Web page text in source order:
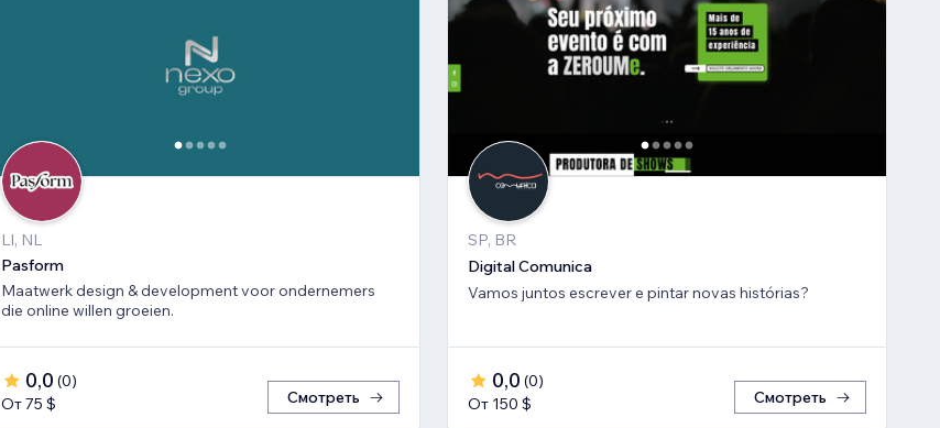
LI, NL
Pasform
Maatwerk design & development voor ondernemers
die online willen groeien.
0,0 (0)
От 75 $
Смотреть
SP, BR
Digital Comunica
Vamos juntos escrever e pintar novas histórias?
0,0 (0)
От 150 $
Смотреть